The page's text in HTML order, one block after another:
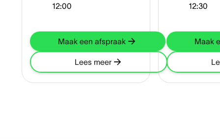
12:00
Maak een afspraak
Lees meer
12:30
Maak